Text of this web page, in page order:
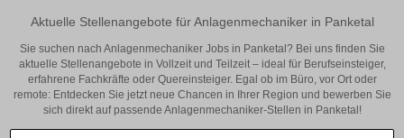
Aktuelle Stellenangebote für Anlagenmechaniker in Panketal
Sie suchen nach Anlagenmechaniker Jobs in Panketal? Bei uns finden Sie
aktuelle Stellenangebote in Vollzeit und Teilzeit – ideal für Berufseinsteiger,
erfahrene Fachkräfte oder Quereinsteiger. Egal ob im Büro, vor Ort oder
remote: Entdecken Sie jetzt neue Chancen in Ihrer Region und bewerben Sie
sich direkt auf passende Anlagenmechaniker-Stellen in Panketal!